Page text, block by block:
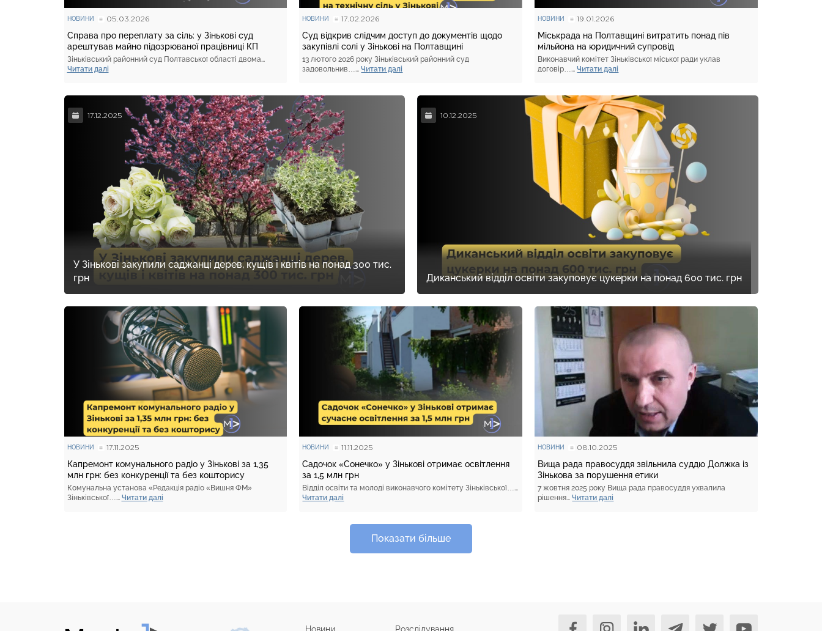
НОВИНИ 05.03.2026
Справа про переплату за сіль: у Зінькові суд
арештував майно підозрюваної працівниці КП
Зіньківський районний суд Полтавської області двома...
Читати далі
НОВИНИ 17.02.2026
Суд відкрив слідчим доступ до документів щодо
закупівлі солі у Зінькові на Полтавщині
13 лютого 2026 року Зіньківський районний суд
задовольнив…...Читати далі
НОВИНИ 19.01.2026
Міськрада на Полтавщині витратить понад пів
мільйона на юридичний супровід
Виконавчий комітет Зіньківської міської ради уклав
договір…...Читати далі
17.12.2025
У Зінькові закупили саджанці дерев, кущів і квітів на понад 300 тис.
грн
10.12.2025
Диканський відділ освіти закуповує цукерки на понад 600 тис. грн
НОВИНИ 17.11.2025
Капремонт комунального радіо у Зінькові за 1,35
млн грн: без конкуренції та без кошторису
Комунальна установа «Редакція радіо «Вишня ФМ»
Зіньківської…... Читати далі
НОВИНИ 11.11.2025
Садочок «Сонечко» у Зінькові отримає освітлення
за 1,5 млн грн
Відділ освіти та молоді виконавчого комітету Зіньківської…...
Читати далі
НОВИНИ 08.10.2025
Вища рада правосуддя звільнила суддю Должка із
Зінькова за порушення етики
7 жовтня 2025 року Вища рада правосуддя ухвалила
рішення...Читати далі
Показати більше